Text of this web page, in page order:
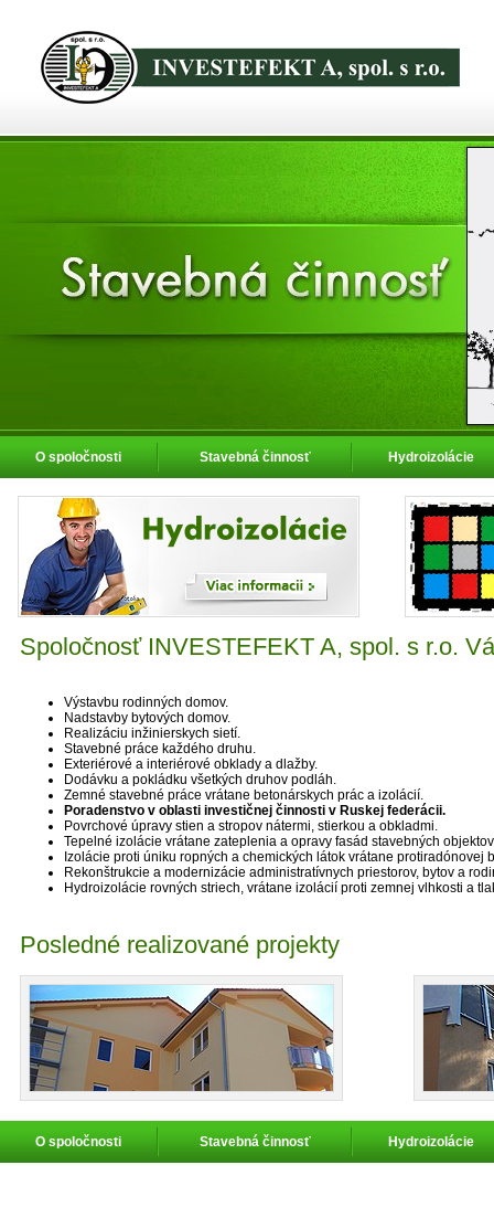
O spoločnosti Stavebná činnosť Hydroizolácie
Spoločnosť INVESTEFEKT A, spol. s r.o.
Výstavbu rodinných domov.
Nadstavby bytových domov.
Realizáciu inžinierskych sietí.
Stavebné práce každého druhu.
Exteriérové a interiérové obklady a dlažby.
Dodávku a pokládku všetkých druhov podláh.
Zemné stavebné práce vrátane betonárskych prác a izolácií.
Poradenstvo v oblasti investičnej činnosti v Ruskej federácii.
Povrchové úpravy stien a stropov nátermi, stierkou a obkladmi.
Tepelné izolácie vrátane zateplenia a opravy fasád stavebných
Izolácie proti úniku ropných a chemických látok vrátane protiradónovej
Rekonštrukcie a modernizácie administratívnych priestorov, bytov a
Hydroizolácie rovných striech, vrátane izolácií proti zemnej vlhkosti a
Posledné realizované projekty
O spoločnosti Stavebná činnosť Hydroizolácie